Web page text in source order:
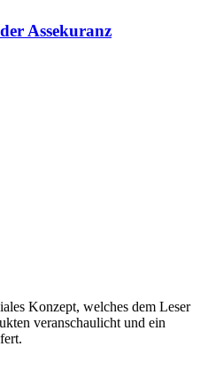
Assekuranz
Konzept, welches dem Leser
veranschaulicht und ein